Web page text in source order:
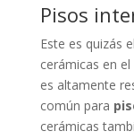
Pisos
Este es quizás
cerámicas en
es altamente
común para
cerámicas